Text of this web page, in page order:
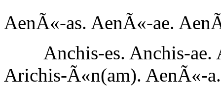
AenÃ«-as. AenÃ«-ae.
Anchis-es. Anchis-
Arichis-Ã«n(am). AenÃ«-